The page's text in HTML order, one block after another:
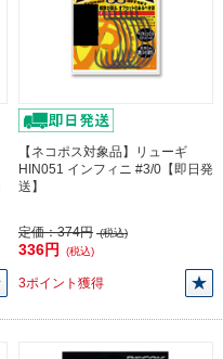
【ネコポス対象品】リューギ
HIN051 インフィニ #3/0【即日発
送】
定価：374円 (税込)
336円 (税込)
3ポイント獲得